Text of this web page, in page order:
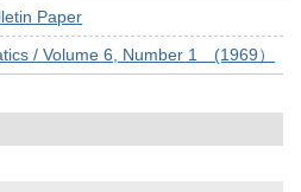
Paper
/ Volume 6, Number 1 (1969）